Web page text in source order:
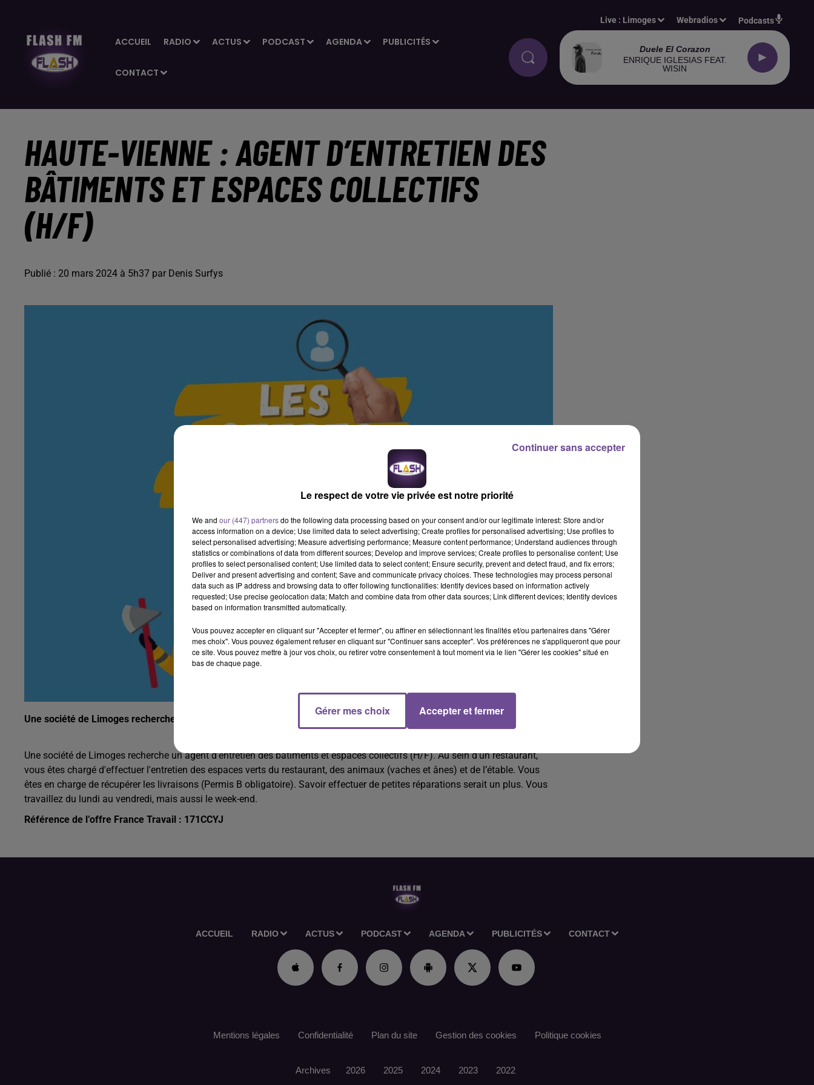
ACCUEIL RADIO ACTUS PODCAST AGENDA PUBLICITÉS
CONTACT
Live : Limoges Webradios Podcasts
Duele El Corazon
ENRIQUE IGLESIAS FEAT.
WISIN
HAUTE-VIENNE : AGENT D’ENTRETIEN DES
BÂTIMENTS ET ESPACES COLLECTIFS
(H/F)
Publié : 20 mars 2024 à 5h37 par Denis Surfys
Une société de Limoges recherche un agent d’entretien des bâtiments et espaces collectifs (H/F).
Une société de Limoges recherche un agent d’entretien des bâtiments et espaces collectifs (H/F). Au sein d'un restaurant,
vous êtes chargé d'effectuer l'entretien des espaces verts du restaurant, des animaux (vaches et ânes) et de l’étable. Vous
êtes en charge de récupérer les livraisons (Permis B obligatoire). Savoir effectuer de petites réparations serait un plus. Vous
travaillez du lundi au vendredi, mais aussi le week-end.
Référence de l’offre France Travail : 171CCYJ
ACCUEIL RADIO ACTUS PODCAST AGENDA PUBLICITÉS CONTACT
Mentions légales Confidentialité Plan du site Gestion des cookies Politique cookies
Archives 2026 2025 2024 2023 2022
Le respect de votre vie privée est notre priorité
We and our (447) partnersdo the following data processing based on your consent and/or our legitimate interest: Store and/or
access information on a device; Use limited data to select advertising; Create profiles for personalised advertising; Use profiles to
select personalised advertising; Measure advertising performance; Measure content performance; Understand audiences through
statistics or combinations of data from different sources; Develop and improve services; Create profiles to personalise content; Use
profiles to select personalised content; Use limited data to select content; Ensure security, prevent and detect fraud, and fix errors;
Deliver and present advertising and content; Save and communicate privacy choices. These technologies may process personal
data such as IP address and browsing data to offer following functionalities: Identify devices based on information actively
requested; Use precise geolocation data; Match and combine data from other data sources; Link different devices; Identify devices
based on information transmitted automatically.
Vous pouvez accepter en cliquant sur "Accepter et fermer", ou affiner en sélectionnant les finalités et/ou partenaires dans "Gérer
mes choix". Vous pouvez également refuser en cliquant sur "Continuer sans accepter". Vos préférences ne s'appliqueront que pour
ce site. Vous pouvez mettre à jour vos choix, ou retirer votre consentement à tout moment via le lien "Gérer les cookies" situé en
bas de chaque page.
Gérer mes choix Accepter et fermer
Continuer sans accepter